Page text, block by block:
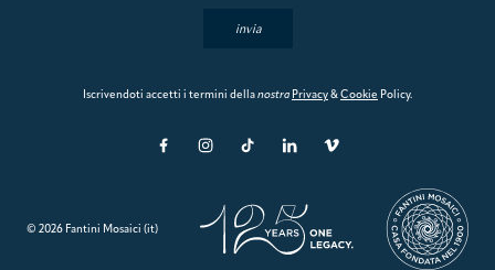
invia
Iscrivendoti accetti i termini dellanostra Privacy&Cookie Policy.
© 2026 Fantini Mosaici (it)